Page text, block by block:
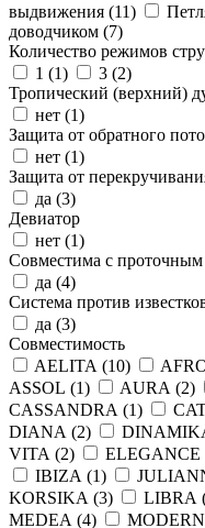
выдвижения (11)
доводчиком (7)
Количество режимов
1 (1) 3 (2)
Тропический (верхний)
нет (1)
Защита от обратного
нет (1)
Защита от
да (3)
Девиатор
нет (1)
Совместима с проточным
да (4)
Система против
да (3)
Совместимость
AELITA (10)
ASSOL (1) AURA (2)
CASSANDRA (1)
DIANA (2)
VITA (2) ELEGANCE
IBIZA (1)
KORSIKA (3) LIBRA
MEDEA (4)